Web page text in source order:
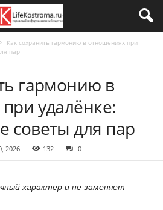
Как сохранить гармонию в отношениях при
пар
гармонию в
удалёнке:
советы для пар
2026 132 0
характер и не заменяет